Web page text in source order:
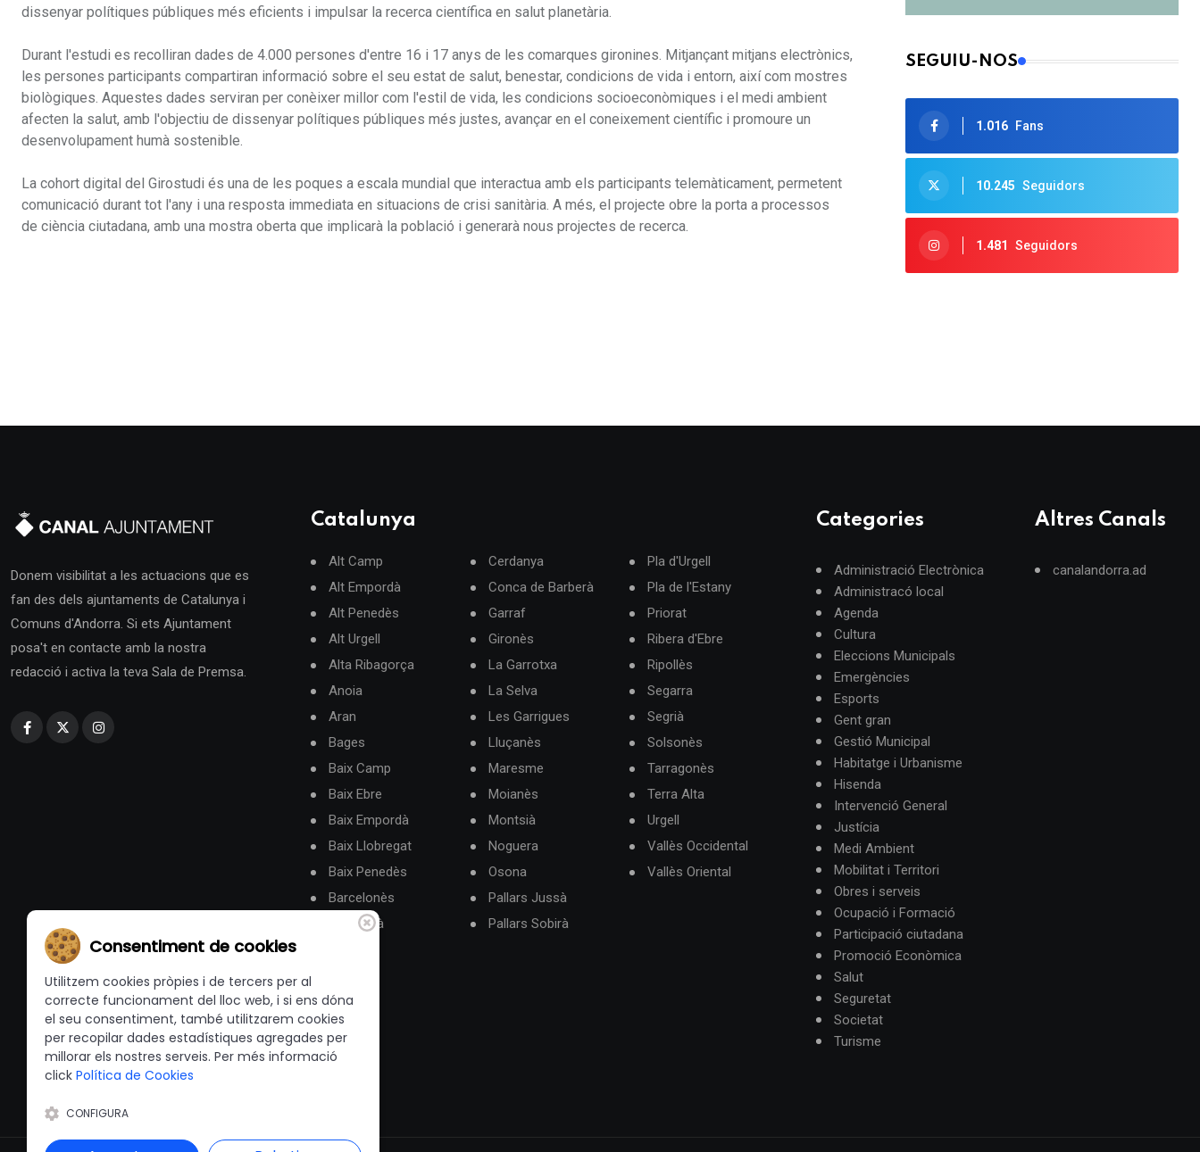
dissenyar polítiques públiques més eficients i impulsar la recerca científica en salut planetària.
Durant l'estudi es recolliran dades de 4.000 persones d'entre 16 i 17 anys de les comarques gironines. Mitjançant mitjans electrònics,
les persones participants compartiran informació sobre el seu estat de salut, benestar, condicions de vida i entorn, així com mostres
biològiques. Aquestes dades serviran per conèixer millor com l'estil de vida, les condicions socioeconòmiques i el medi ambient
afecten la salut, amb l'objectiu de dissenyar polítiques públiques més justes, avançar en el coneixement científic i promoure un
desenvolupament humà sostenible.
La cohort digital del Girostudi és una de les poques a escala mundial que interactua amb els participants telemàticament, permetent
comunicació durant tot l'any i una resposta immediata en situacions de crisi sanitària. A més, el projecte obre la porta a processos
de ciència ciutadana, amb una mostra oberta que implicarà la població i generarà nous projectes de recerca.
SEGUIU-NOS
1.016 Fans
10.245 Seguidors
1.481 Seguidors
Donem visibilitat a les actuacions que es
fan des dels ajuntaments de Catalunya i
Comuns d'Andorra. Si ets Ajuntament
posa't en contacte amb la nostra
redacció i activa la teva Sala de Premsa.
Catalunya
Alt Camp
Alt Empordà
Alt Penedès
Alt Urgell
Alta Ribagorça
Anoia
Aran
Bages
Baix Camp
Baix Ebre
Baix Empordà
Baix Llobregat
Baix Penedès
Barcelonès
Berguedà
Cerdanya
Conca de Barberà
Garraf
Gironès
La Garrotxa
La Selva
Les Garrigues
Lluçanès
Maresme
Moianès
Montsià
Noguera
Osona
Pallars Jussà
Pallars Sobirà
Pla d'Urgell
Pla de l'Estany
Priorat
Ribera d'Ebre
Ripollès
Segarra
Segrià
Solsonès
Tarragonès
Terra Alta
Urgell
Vallès Occidental
Vallès Oriental
Categories
Administració Electrònica
Administracó local
Agenda
Cultura
Eleccions Municipals
Emergències
Esports
Gent gran
Gestió Municipal
Habitatge i Urbanisme
Hisenda
Intervenció General
Justícia
Medi Ambient
Mobilitat i Territori
Obres i serveis
Ocupació i Formació
Participació ciutadana
Promoció Econòmica
Salut
Seguretat
Societat
Turisme
Altres Canals
canalandorra.ad
Consentiment de cookies
Utilitzem cookies pròpies i de tercers per al
correcte funcionament del lloc web, i si ens dóna
el seu consentiment, també utilitzarem cookies
per recopilar dades estadístiques agregades per
millorar els nostres serveis. Per més informació
click Política de Cookies
CONFIGURA